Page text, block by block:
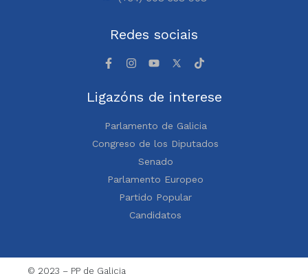
Redes sociais
Ligazóns de interese
Parlamento de Galicia
Congreso de los Diputados
Senado
Parlamento Europeo
Partido Popular
Candidatos
© 2023 – PP de Galicia